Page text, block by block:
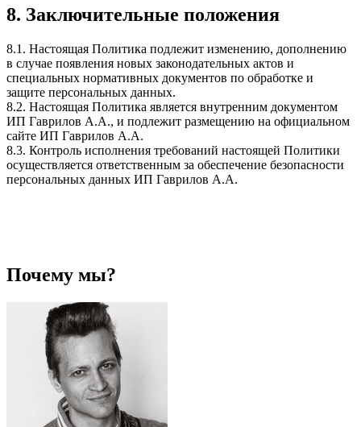
8. Заключительные положения
8.1. Настоящая Политика подлежит изменению, дополнению
в случае появления новых законодательных актов и
специальных нормативных документов по обработке и
защите персональных данных.
8.2. Настоящая Политика является внутренним документом
ИП Гаврилов А.А., и подлежит размещению на официальном
сайте ИП Гаврилов А.А.
8.3. Контроль исполнения требований настоящей Политики
осуществляется ответственным за обеспечение безопасности
персональных данных ИП Гаврилов А.А.
Почему мы?